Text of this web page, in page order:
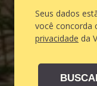
Seus dados
você concorda
privacidade da